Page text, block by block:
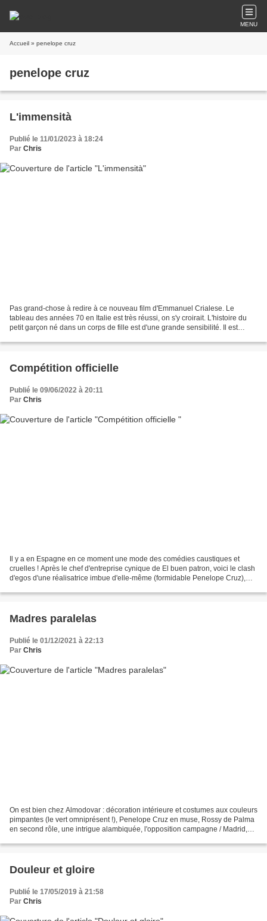
MENU
Accueil » penelope cruz
penelope cruz
L'immensità
Publié le 11/01/2023 à 18:24
Par Chris
Pas grand-chose à redire à ce nouveau film d'Emmanuel Crialese. Le
tableau des années 70 en Italie est très réussi, on s'y croirait. L'histoire du
petit garçon né dans un corps de fille est d'une grande sensibilité. Il est
Compétition officielle
Publié le 09/06/2022 à 20:11
Par Chris
Il y a en Espagne en ce moment une mode des comédies caustiques et
cruelles ! Après le chef d'entreprise cynique de El buen patron, voici le clash
d'egos d'une réalisatrice imbue d'elle-même (formidable Penelope Cruz),
Madres paralelas
Publié le 01/12/2021 à 22:13
Par Chris
On est bien chez Almodovar : décoration intérieure et costumes aux couleurs
pimpantes (le vert omniprésent !), Penelope Cruz en muse, Rossy de Palma
en second rôle, une intrigue alambiquée, l'opposition campagne / Madrid,
Douleur et gloire
Publié le 17/05/2019 à 21:58
Par Chris